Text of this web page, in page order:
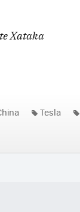
Xataka
Tesla